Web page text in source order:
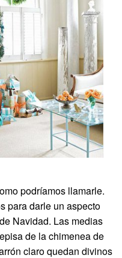
podríamos llamarle.
para darle un aspecto
Navidad. Las medias
de la chimenea de
claro quedan divinos